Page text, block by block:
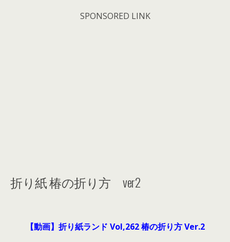
SPONSORED LINK
折り紙 椿の折り方 ver2
【動画】折り紙ランド Vol,262 椿の折り方 Ver.2